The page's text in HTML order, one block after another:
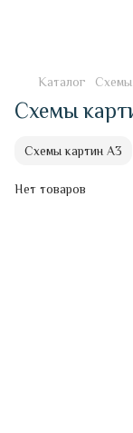
Каталог Схемы
Схемы
Схемы картин А3
Нет товаров